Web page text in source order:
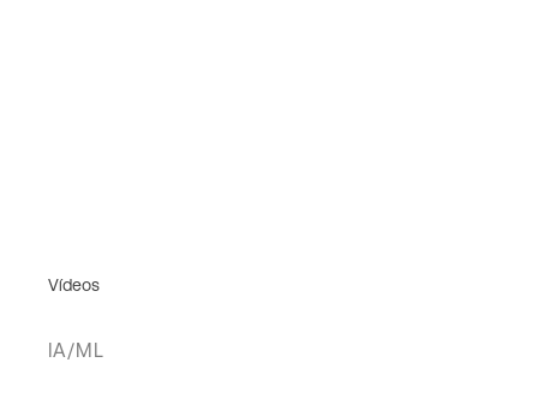
Vídeos
IA/ML